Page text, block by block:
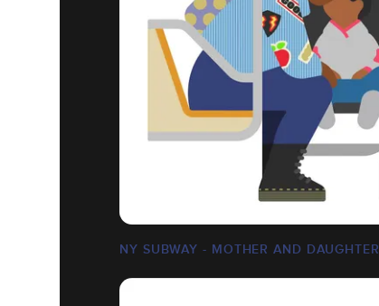
NY SUBWAY - MOTHER AND DAUGHTER